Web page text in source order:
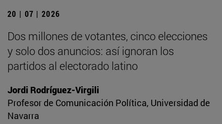
20 | 07 | 2026
Dos millones de votantes, cinco elecciones
y solo dos anuncios: así ignoran los
partidos al electorado latino
Jordi Rodríguez-Virgili
Profesor de Comunicación Política, Universidad de
Navarra